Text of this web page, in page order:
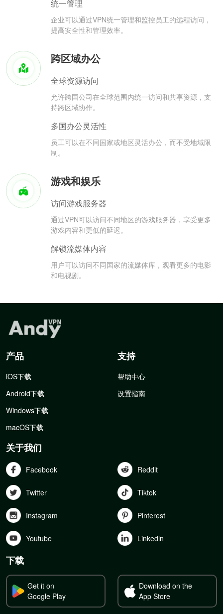
统一管理
企业可以通过VPN统一管理和监控员工的远程访问，
提高安全性和管理效率。
跨区域办公
全球资源访问
允许跨国公司在全球范围内统一访问和共享资源，支
持跨区域协作。
多国办公灵活性
员工可以在不同国家或地区灵活办公，而不受地域限
制。
游戏和娱乐
访问游戏服务器
通过VPN可以访问不同地区的游戏服务器，享受更多
游戏内容和更低的延迟。
解锁流媒体内容
用户可以访问不同国家的流媒体库，观看更多的电影
和电视剧。
产品
iOS下载
Android下载
Windows下载
macOS下载
支持
帮助中心
设置指南
关于我们
Facebook Reddit
Twitter Tiktok
Instagram Pinterest
Youtube Linkedln
下载
Get it on
Google Play
Download on the
App Store